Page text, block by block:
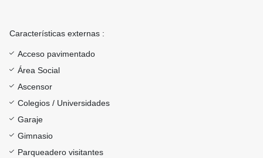
Características externas :
Acceso pavimentado
Área Social
Ascensor
Colegios / Universidades
Garaje
Gimnasio
Parqueadero visitantes